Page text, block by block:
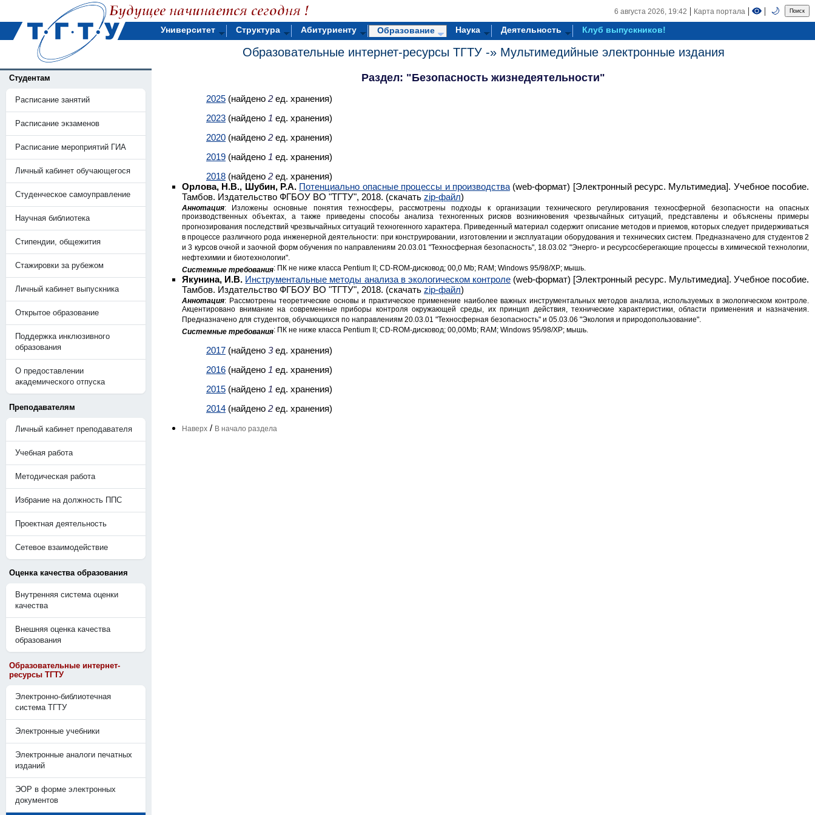
6 августа 2026, 19:42 | Карта портала | | 🌙
Университет Структура Абитуриенту Образование Наука Деятельность Клуб выпускников!
Образовательные интернет-ресурсы ТГТУ -» Мультимедийные электронные издания
Студентам
Расписание занятий
Расписание экзаменов
Расписание мероприятий ГИА
Личный кабинет обучающегося
Студенческое самоуправление
Научная библиотека
Стипендии, общежития
Стажировки за рубежом
Личный кабинет выпускника
Открытое образование
Поддержка инклюзивного
образования
О предоставлении
академического отпуска
Преподавателям
Личный кабинет преподавателя
Учебная работа
Методическая работа
Избрание на должность ППС
Проектная деятельность
Сетевое взаимодействие
Оценка качества образования
Внутренняя система оценки
качества
Внешняя оценка качества
образования
Образовательные интернет-
ресурсы ТГТУ
Электронно-библиотечная
система ТГТУ
Электронные учебники
Электронные аналоги печатных
изданий
ЭОР в форме электронных
документов
Раздел: "Безопасность жизнедеятельности"
2025 (найдено 2 ед. хранения)
2023 (найдено 1 ед. хранения)
2020 (найдено 2 ед. хранения)
2019 (найдено 1 ед. хранения)
2018 (найдено 2 ед. хранения)
Орлова, Н.В., Шубин, Р.А. Потенциально опасные процессы и производства(web-формат) [Электронный ресурс. Мультимедиа]. Учебное пособие.
Тамбов. Издательство ФГБОУ ВО "ТГТУ", 2018. (скачать zip-файл)
Аннотация: Изложены основные понятия техносферы, рассмотрены подходы к организации технического регулирования техносферной безопасности на опасных
производственных объектах, а также приведены способы анализа техногенных рисков возникновения чрезвычайных ситуаций, представлены и объяснены примеры
прогнозирования последствий чрезвычайных ситуаций техногенного характера. Приведенный материал содержит описание методов и приемов, которых следует придерживаться
в процессе различного рода инженерной деятельности: при конструировании, изготовлении и эксплуатации оборудования и технических систем. Предназначено для студентов 2
и 3 курсов очной и заочной форм обучения по направлениям 20.03.01 "Техносферная безопасность", 18.03.02 "Энерго- и ресурсосберегающие процессы в химической технологии,
нефтехимии и биотехнологии".
Системные требования: ПК не ниже класса Pentium II; CD-ROM-дисковод; 00,0 Mb; RAM; Windows 95/98/XP; мышь.
Якунина, И.В. Инструментальные методы анализа в экологическом контроле (web-формат) [Электронный ресурс. Мультимедиа]. Учебное пособие.
Тамбов. Издательство ФГБОУ ВО "ТГТУ", 2018. (скачать zip-файл)
Аннотация: Рассмотрены теоретические основы и практическое применение наиболее важных инструментальных методов анализа, используемых в экологическом контроле.
Акцентировано внимание на современные приборы контроля окружающей среды, их принцип действия, технические характеристики, области применения и назначения.
Предназначено для студентов, обучающихся по направлениям 20.03.01 "Техносферная безопасность" и 05.03.06 "Экология и природопользование".
Системные требования: ПК не ниже класса Pentium II; CD-ROM-дисковод; 00,00Mb; RAM; Windows 95/98/XP; мышь.
2017 (найдено 3ед. хранения)
2016 (найдено 1 ед. хранения)
2015 (найдено 1 ед. хранения)
2014 (найдено 2 ед. хранения)
Наверх / В начало раздела